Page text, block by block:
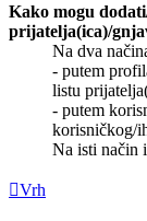
Kako mogu
prijatelja(ica)/
Na dva
- putem
listu
- putem
korisničkog/
Na isti način
Vrh